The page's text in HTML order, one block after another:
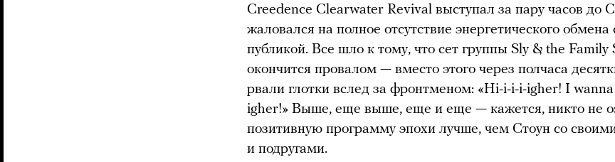
Creedence Clearwater Revival выступал за пару часов до
жаловался на полное отсутствие энергетического обмена
публикой. Все шло к тому, что сет группы Sly & the Family
окончится провалом — вместо этого через полчаса
рвали глотки вслед за фронтменом: «Hi-i-i-i-igher! I
igher!» Выше, еще выше, еще и еще — кажется, никто не
позитивную программу эпохи лучше, чем Стоун со
и подругами.